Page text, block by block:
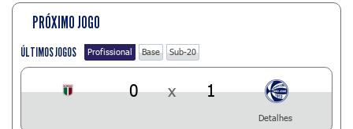
PRÓXIMO JOGO
ÚLTIMOS JOGOS Profissional Base Sub-20
0 x 1
Detalhes